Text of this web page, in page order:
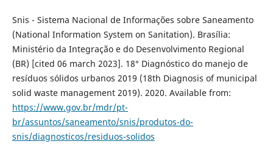
Snis - Sistema Nacional de Informações sobre Saneamento
(National Information System on Sanitation). Brasília:
Ministério da Integração e do Desenvolvimento Regional
(BR) [cited 06 march 2023]. 18° Diagnóstico do manejo de
resíduos sólidos urbanos 2019 (18th Diagnosis of municipal
solid waste management 2019). 2020. Available from:
https://www.gov.br/mdr/pt-
br/assuntos/saneamento/snis/produtos-do-
snis/diagnosticos/residuos-solidos